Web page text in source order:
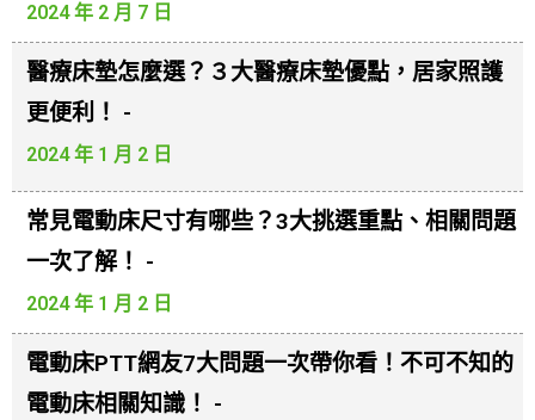
2024 年 2 月 7 日
醫療床墊怎麼選？３大醫療床墊優點，居家照護
更便利！ -
2024 年 1 月 2 日
常見電動床尺寸有哪些？3大挑選重點、相關問題
一次了解！ -
2024 年 1 月 2 日
電動床PTT網友7大問題一次帶你看！不可不知的
電動床相關知識！ -